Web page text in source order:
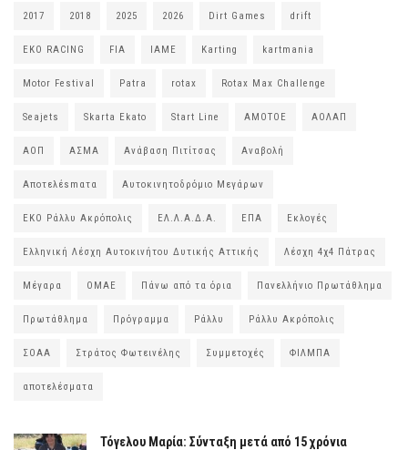
2017 2018 2025 2026 Dirt Games drift
EKO RACING FIA IAME Karting kartmania
Motor Festival Patra rotax Rotax Max Challenge
Seajets Skarta Ekato Start Line ΑΜΟΤΟΕ ΑΟΛΑΠ
ΑΟΠ ΑΣΜΑ Ανάβαση Πιτίτσας Αναβολή
Αποτελέsmατα Αυτοκινητοδρόμιο Μεγάρων
ΕΚΟ Ράλλυ Ακρόπολις ΕΛ.Λ.Α.Δ.Α. ΕΠΑ Εκλογές
Ελληνική Λέσχη Αυτοκινήτου Δυτικής Αττικής Λέσχη 4χ4 Πάτρας
Μέγαρα ΟΜΑΕ Πάνω από τα όρια Πανελλήνιο Πρωτάθλημα
Πρωτάθλημα Πρόγραμμα Ράλλυ Ράλλυ Ακρόπολις
ΣΟΑΑ Στράτος Φωτεινέλης Συμμετοχές ΦΙΛΜΠΑ
αποτελέσματα
Τόγελου Μαρία: Σύνταξη μετά από 15 χρόνια